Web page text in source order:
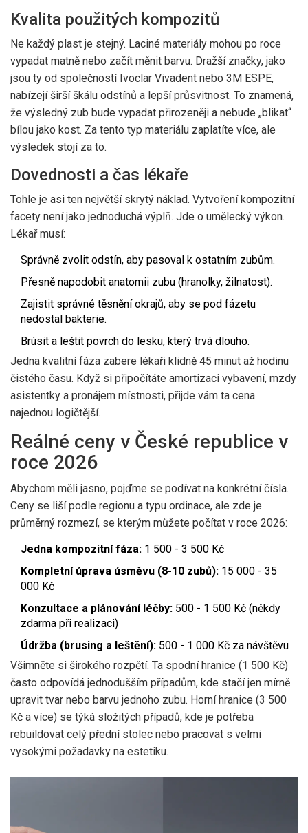
Kvalita použitých kompozitů
Ne každý plast je stejný. Laciné materiály mohou po roce
vypadat matně nebo začít měnit barvu. Dražší značky, jako
jsou ty od společností Ivoclar Vivadent nebo 3M ESPE,
nabízejí širší škálu odstínů a lepší průsvitnost. To znamená,
že výsledný zub bude vypadat přirozeněji a nebude „blikat“
bílou jako kost. Za tento typ materiálu zaplatíte více, ale
výsledek stojí za to.
Dovednosti a čas lékaře
Tohle je asi ten největší skrytý náklad. Vytvoření kompozitní
facety není jako jednoduchá výplň. Jde o umělecký výkon.
Lékař musí:
Správně zvolit odstín, aby pasoval k ostatním zubům.
Přesně napodobit anatomii zubu (hranolky, žilnatost).
Zajistit správné těsnění okrajů, aby se pod fázetu
nedostal bakterie.
Brúsit a leštit povrch do lesku, který trvá dlouho.
Jedna kvalitní fáza zabere lékaři klidně 45 minut až hodinu
čistého času. Když si připočítáte amortizaci vybavení, mzdy
asistentky a pronájem místnosti, přijde vám ta cena
najednou logičtější.
Reálné ceny v České republice v
roce 2026
Abychom měli jasno, pojďme se podívat na konkrétní čísla.
Ceny se liší podle regionu a typu ordinace, ale zde je
průměrný rozmezí, se kterým můžete počítat v roce 2026:
Jedna kompozitní fáza: 1 500 - 3 500 Kč
Kompletní úprava úsměvu (8-10 zubů): 15 000 - 35
000 Kč
Konzultace a plánování léčby: 500 - 1 500 Kč (někdy
zdarma při realizaci)
Údržba (brusing a leštění): 500 - 1 000 Kč za návštěvu
Všimněte si širokého rozpětí. Ta spodní hranice (1 500 Kč)
často odpovídá jednodušším případům, kde stačí jen mírně
upravit tvar nebo barvu jednoho zubu. Horní hranice (3 500
Kč a více) se týká složitých případů, kde je potřeba
rebuildovat celý přední stolec nebo pracovat s velmi
vysokými požadavky na estetiku.